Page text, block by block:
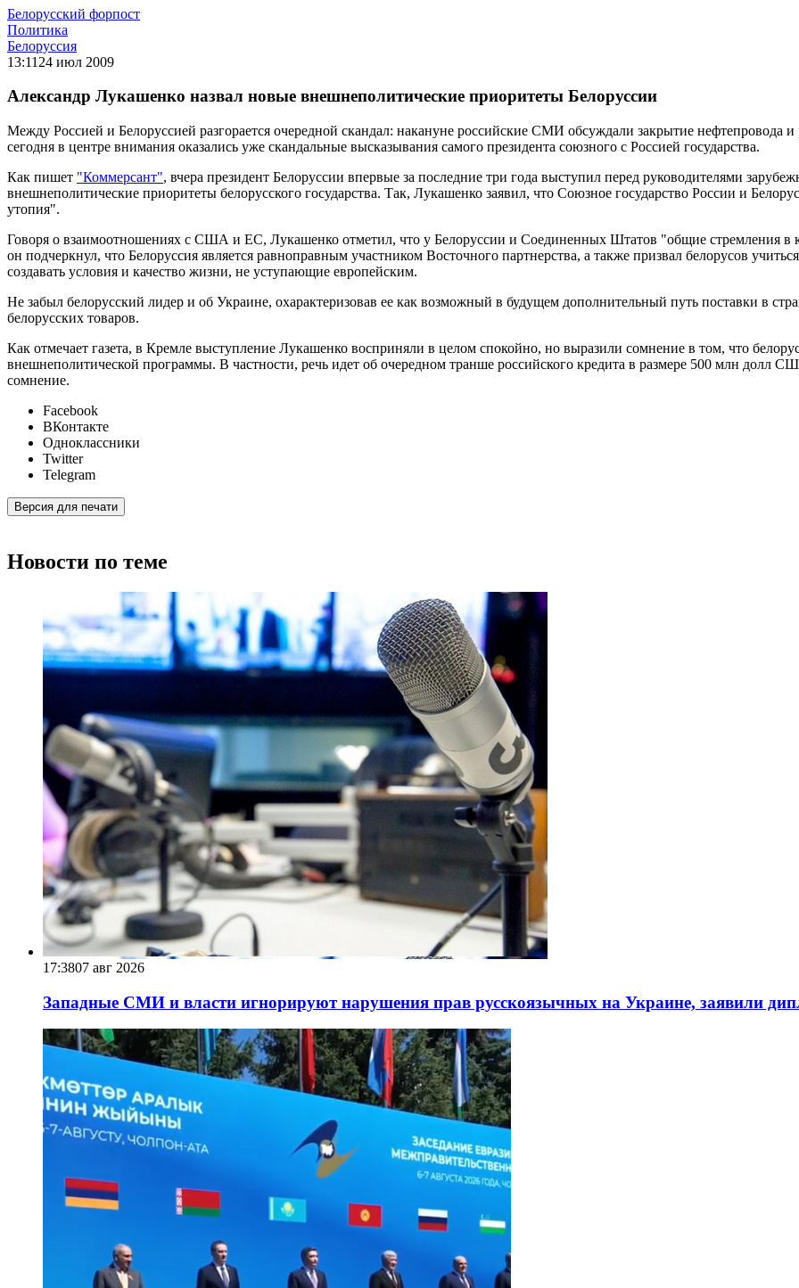
Белорусский форпост
Политика
Белоруссия
13:11 24 июл 2009
Александр Лукашенко назвал новые внешнеполитические приоритеты Белоруссии
Между Россией и Белоруссией разгорается очередной скандал: накануне российские СМИ обсуждали закрытие
сегодня в центре внимания оказались уже скандальные высказывания самого президента союзного с Россией государства.
Как пишет "Коммерсант", вчера президент Белоруссии впервые за последние три года выступил перед руководителями
внешнеполитические приоритеты белорусского государства. Так, Лукашенко заявил, что Союзное государство России и
утопия".
Говоря о взаимоотношениях с США и ЕС, Лукашенко отметил, что у Белоруссии и Соединенных Штатов "общие стремления в
он подчеркнул, что Белоруссия является равноправным участником Восточного партнерства, а также призвал белорусов
создавать условия и качество жизни, не уступающие европейским.
Не забыл белорусский лидер и об Украине, охарактеризовав ее как возможный в будущем дополнительный путь поставки в
белорусских товаров.
Как отмечает газета, в Кремле выступление Лукашенко восприняли в целом спокойно, но выразили сомнение в том, что
внешнеполитической программы. В частности, речь идет об очередном транше российского кредита в размере 500 млн долл
сомнение.
Facebook
ВКонтакте
Одноклассники
Twitter
Telegram
Версия для печати
Новости по теме
17:3807 авг 2026
Западные СМИ и власти игнорируют нарушения прав русскоязычных на Украине, заявили